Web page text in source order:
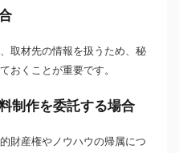
取材先の情報を扱うため、秘
おくことが重要です。
制作を委託する場合
財産権やノウハウの帰属につ